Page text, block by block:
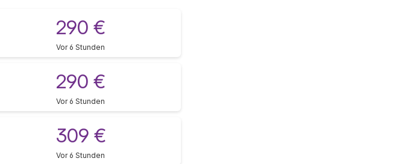
290 €
Vor 6 Stunden
290 €
Vor 6 Stunden
309 €
Vor 6 Stunden